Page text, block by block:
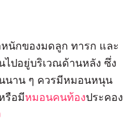
หนักของมดลูก ทารก และ
ปอยู่บริเวณด้านหลัง ซึ่ง
นนาน ๆ ควรมีหมอนหนุน
รือมีหมอนคนท้องประคอง